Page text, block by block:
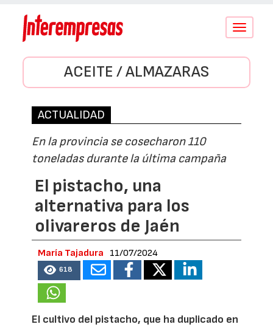
Conmutar
ACEITE / ALMAZARAS
ACTUALIDAD
En la provincia se cosecharon 110
toneladas durante la última campaña
El pistacho, una
alternativa para los
olivareros de Jaén
María Tajadura 11/07/2024
618
El cultivo del pistacho, que ha duplicado en